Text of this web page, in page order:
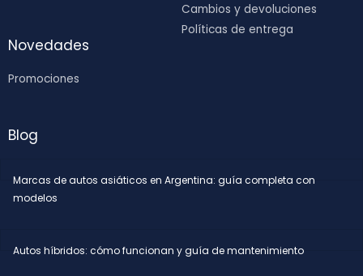
Novedades
Promociones
Cambios y devoluciones
Políticas de entrega
Blog
Marcas de autos asiáticos en Argentina: guía completa con
modelos
Autos híbridos: cómo funcionan y guía de mantenimiento